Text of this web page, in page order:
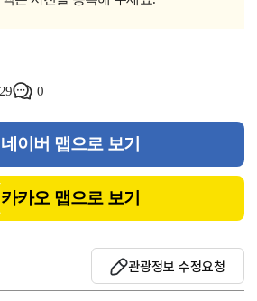
0
네이버 맵으로 보기
카카오 맵으로 보기
관광정보 수정요청